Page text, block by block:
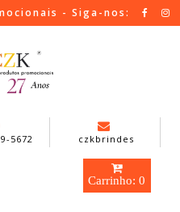
- Siga-nos:
5672 czkbrindes
Carrinho: 0